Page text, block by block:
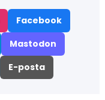
Facebook
Mastodon
E-posta